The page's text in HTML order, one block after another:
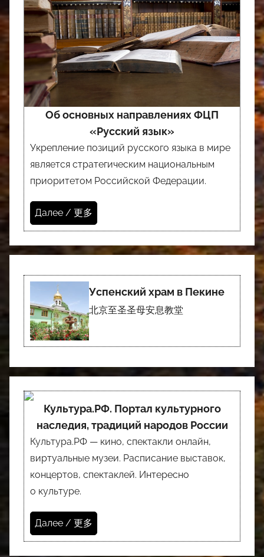
Об основных направлениях ФЦП
«Русский язык»
Укрепление позиций русского языка в мире
является стратегическим национальным
приоритетом Российской Федерации.
Далее / 更多
Успенский храм в Пекине
北京至圣圣母安息教堂
Культура.РФ. Портал культурного
наследия, традиций народов России
Культура.РФ — кино, спектакли онлайн,
виртуальные музеи. Расписание выставок,
концертов, спектаклей. Интересно
о культуре.
Далее / 更多